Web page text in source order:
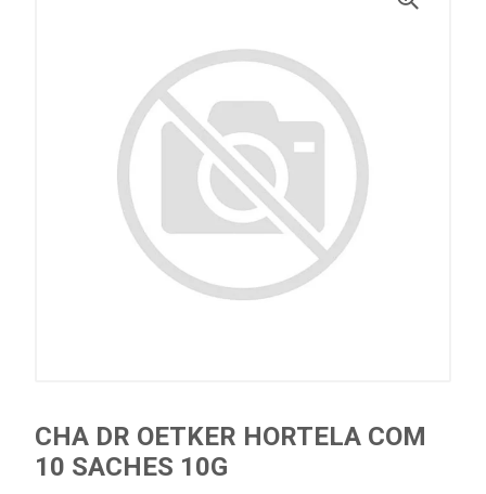
CHA DR OETKER HORTELA COM
10 SACHES 10G